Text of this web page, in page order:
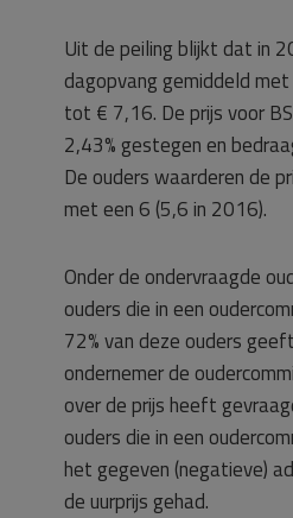
Uit de peiling blijkt dat in
dagopvang gemiddeld
tot € 7,16. De prijs voor
2,43% gestegen en
De ouders waarderen de
met een 6 (5,6 in 2016).
Onder de ondervraagde
ouders die in een
72% van deze ouders
ondernemer de
over de prijs heeft
ouders die in een
het gegeven (negatieve)
de uurprijs gehad.